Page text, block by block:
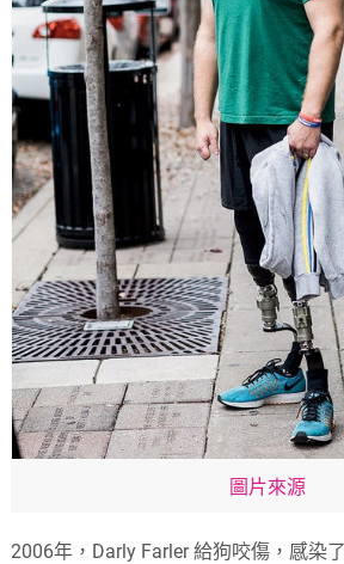
圖片來源
2006年，Darly Farler 給狗咬傷，感染